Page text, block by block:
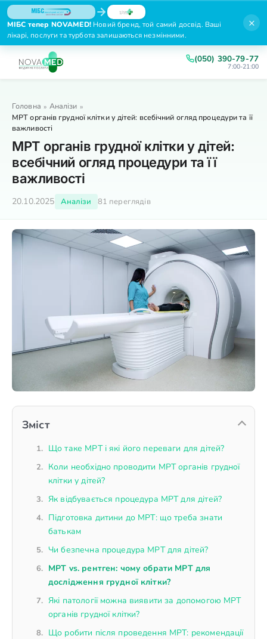
МІБС тепер NOVAMED!Новий бренд, той самий досвід. Ваші
лікарі, послуги та турбота залишаються незмінними.
×
(050) 390-79-77
7:00-21:00
Головна » Аналізи »
МРТ органів грудної клітки у дітей: всебічний огляд процедури та її
важливості
МРТ органів грудної клітки у дітей:
всебічний огляд процедури та її
важливості
20.10.2025 Аналізи 81 переглядів
Зміст
Що таке МРТ і які його переваги для дітей?
Коли необхідно проводити МРТ органів грудної
клітки у дітей?
Як відбувається процедура МРТ для дітей?
Підготовка дитини до МРТ: що треба знати
батькам
Чи безпечна процедура МРТ для дітей?
МРТ vs. рентген: чому обрати МРТ для
дослідження грудної клітки?
Які патології можна виявити за допомогою МРТ
органів грудної клітки?
Що робити після проведення МРТ: рекомендації